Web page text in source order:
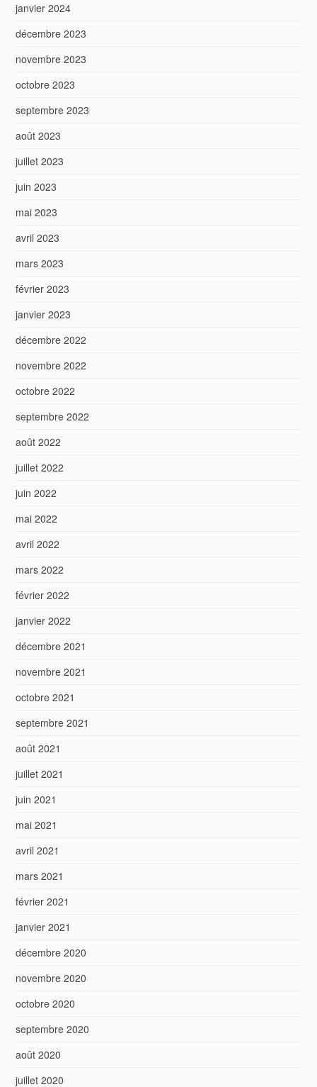
janvier 2024
décembre 2023
novembre 2023
octobre 2023
septembre 2023
août 2023
juillet 2023
juin 2023
mai 2023
avril 2023
mars 2023
février 2023
janvier 2023
décembre 2022
novembre 2022
octobre 2022
septembre 2022
août 2022
juillet 2022
juin 2022
mai 2022
avril 2022
mars 2022
février 2022
janvier 2022
décembre 2021
novembre 2021
octobre 2021
septembre 2021
août 2021
juillet 2021
juin 2021
mai 2021
avril 2021
mars 2021
février 2021
janvier 2021
décembre 2020
novembre 2020
octobre 2020
septembre 2020
août 2020
juillet 2020